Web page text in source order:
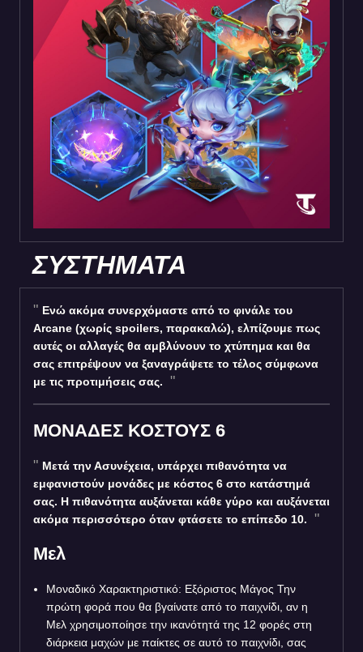
ΣΥΣΤΗΜΑΤΑ
Ενώ ακόμα συνερχόμαστε από το φινάλε του
Arcane (χωρίς spoilers, παρακαλώ), ελπίζουμε πως
αυτές οι αλλαγές θα αμβλύνουν το χτύπημα και θα
σας επιτρέψουν να ξαναγράψετε το τέλος σύμφωνα
με τις προτιμήσεις σας.
ΜΟΝΑΔΕΣ ΚΟΣΤΟΥΣ 6
Μετά την Ασυνέχεια, υπάρχει πιθανότητα να
εμφανιστούν μονάδες με κόστος 6 στο κατάστημά
σας. Η πιθανότητα αυξάνεται κάθε γύρο και αυξάνεται
ακόμα περισσότερο όταν φτάσετε το επίπεδο 10.
Μελ
Μοναδικό Χαρακτηριστικό: Εξόριστος Μάγος Την
πρώτη φορά που θα βγαίνατε από το παιχνίδι, αν η
Μελ χρησιμοποίησε την ικανότητά της 12 φορές στη
διάρκεια μαχών με παίκτες σε αυτό το παιχνίδι, σας